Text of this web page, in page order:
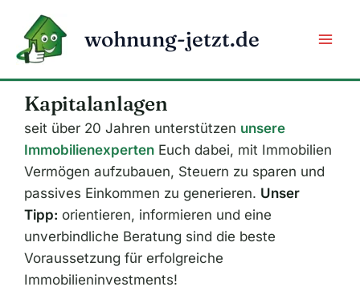
Inhalt
springen
wohnung-jetzt.de
Kapitalanlagen
seit über 20 Jahren unterstützen unsere
Immobilienexperten Euch dabei, mit Immobilien
Vermögen aufzubauen, Steuern zu sparen und
passives Einkommen zu generieren. Unser
Tipp: orientieren, informieren und eine
unverbindliche Beratung sind die beste
Voraussetzung für erfolgreiche
Immobilieninvestments!